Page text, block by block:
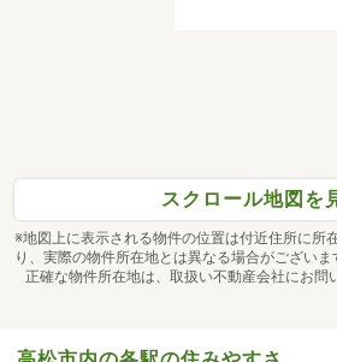
スクロール地図を
※地図上に表示される物件の位置は付近住所に所
り、実際の物件所在地とは異なる場合がございま
正確な物件所在地は、取扱い不動産会社にお問